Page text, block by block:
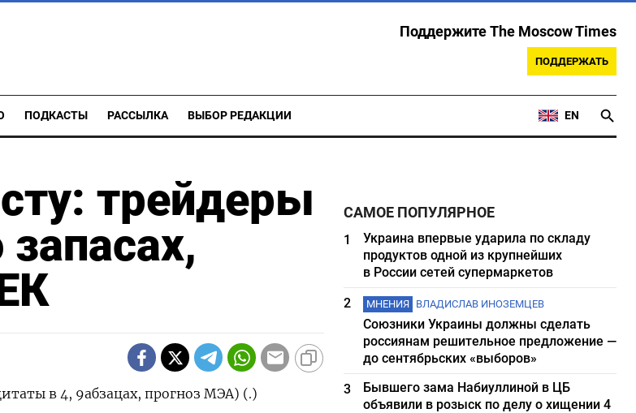
Поддержите The Moscow Times
ПОДДЕРЖАТЬ
ПОДКАСТЫ РАССЫЛКА ВЫБОР РЕДАКЦИИ EN
трейдеры
в 4, 9абзацах, прогноз МЭА) (.)
САМОЕ ПОПУЛЯРНОЕ
1
Украина впервые ударила по складу
продуктов одной из крупнейших
в России сетей супермаркетов
2
МНЕНИЯ ВЛАДИСЛАВ ИНОЗЕМЦЕВ
Союзники Украины должны сделать
россиянам решительное предложение —
до сентябрьских «выборов»
3
Бывшего зама Набиуллиной в ЦБ
объявили в розыск по делу о хищении 4